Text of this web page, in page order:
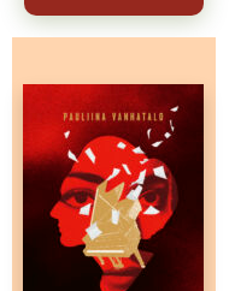
Eikö sinulla ole